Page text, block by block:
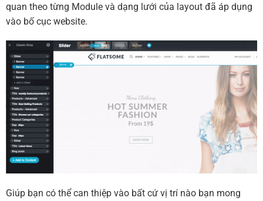
quan theo từng Module và dạng lưới của layout đã áp dụng
vào bố cục website.
Giúp bạn có thể can thiệp vào bất cứ vị trí nào bạn mong